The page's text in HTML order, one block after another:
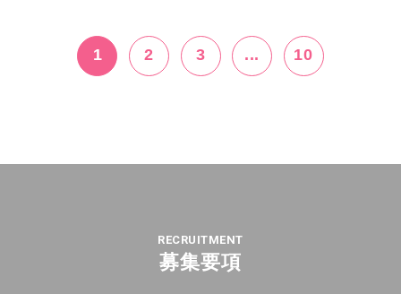
1 2 3 ... 10
RECRUITMENT
募集要項